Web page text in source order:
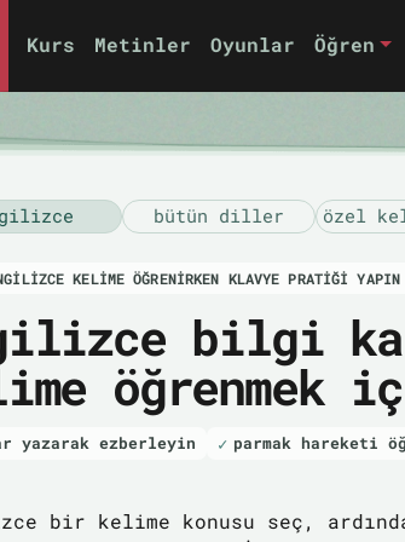
Kurs Metinler Oyunlar Öğren
bütün diller özel
KELIME ÖĞRENIRKEN KLAVYE PRATIĞI YAPIN
bilgi
öğrenmek
yazarak ezberleyin parmak hareketi
bir kelime konusu seç,